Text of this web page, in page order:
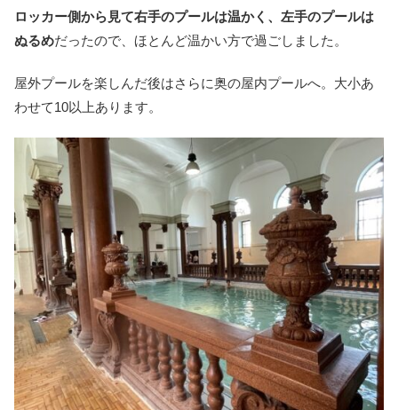
ロッカー側から見て右手のプールは温かく、左手のプールは
ぬるめだったので、ほとんど温かい方で過ごしました。
屋外プールを楽しんだ後はさらに奥の屋内プールへ。大小あ
わせて10以上あります。